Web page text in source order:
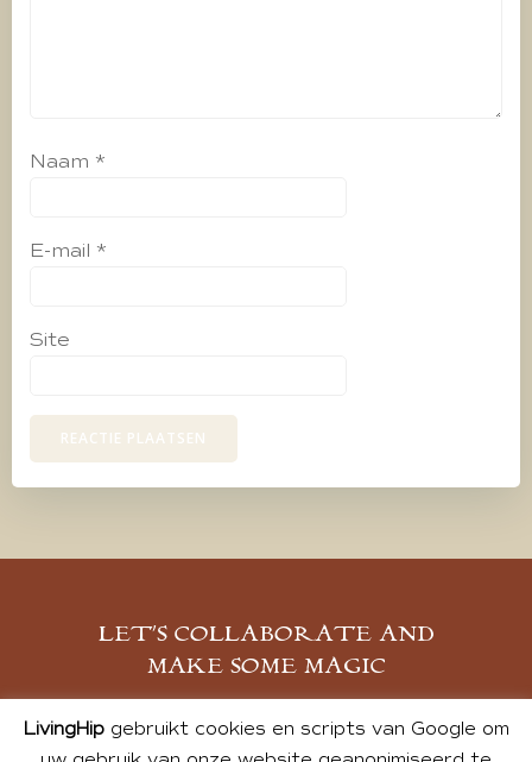
Naam *
E-mail *
Site
LET’S COLLABORATE AND
MAKE SOME MAGIC
MELD JE AAN
LivingHipgebruikt cookies en scripts van Google om